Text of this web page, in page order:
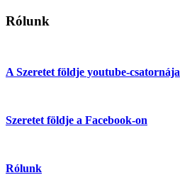
Rólunk
A Szeretet földje youtube-csatornája
Szeretet földje a Facebook-on
Rólunk